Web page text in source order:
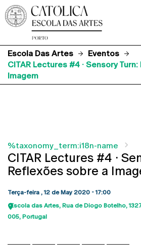
Escola Das Artes
Eventos
CITAR Lectures #4 · Sensory
Imagem
%taxonomy_term:i18n-name
CITAR Lectures #4 ·
Reflexões sobre a
Terça-feira , 12 de May 2020 - 17:00
Escola das Artes Rua de Diogo Botelho, 1327
005 Portugal